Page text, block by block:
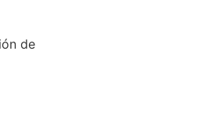
de